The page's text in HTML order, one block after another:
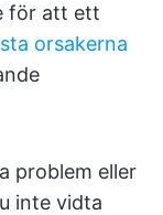
för att ett
orsakerna
problem eller
inte vidta